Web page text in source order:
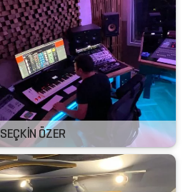
SEÇKİN ÖZER